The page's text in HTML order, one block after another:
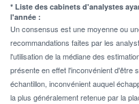
* Liste des cabinets d'analystes
l'année :
Un consensus est une moyenne ou
recommandations faites par les
l'utilisation de la médiane des
présente en effet l'inconvénient d'être
échantillon, inconvénient auquel
la plus généralement retenue par la